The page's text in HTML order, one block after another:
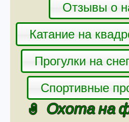
Отзывы о
Катание на
Прогулки на
Спортивные
Охота на